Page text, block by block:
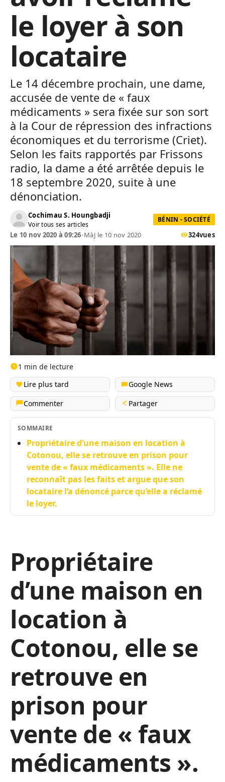
le loyer à son
locataire
Le 14 décembre prochain, une dame,
accusée de vente de « faux
médicaments » sera fixée sur son sort
à la Cour de répression des infractions
économiques et du terrorisme (Criet).
Selon les faits rapportés par Frissons
radio, la dame a été arrêtée depuis le
18 septembre 2020, suite à une
dénonciation.
Cochimau S. Houngbadji
Voir tous ses articles
BÉNIN - SOCIÉTÉ
Le 10 nov 2020 à 09:26•MàJ le 10 nov 2020 324vues
1 min de lecture
Lire plus tard
Google News
Commenter
Partager
SOMMAIRE
Propriétaire d’une maison en location à
Cotonou, elle se retrouve en prison pour
vente de « faux médicaments ». Elle ne
reconnaît pas les faits et argue que son
locataire l’a dénoncé parce qu’elle a réclamé
le loyer.
Propriétaire
d’une maison en
location à
Cotonou, elle se
retrouve en
prison pour
vente de « faux
médicaments ».